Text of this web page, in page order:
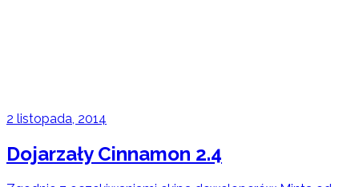
2 listopada, 2014
Dojarzały Cinnamon 2.4